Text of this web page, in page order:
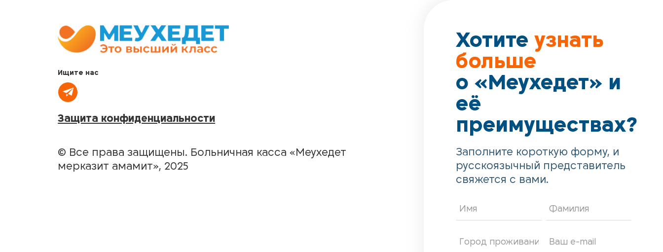
Ищите нас
Защита конфиденциальности
© Все права защищены. Больничная касса «Меухедет
мерказит амамит», 2025
Хотитеузнать
больше
о «Меухедет» и
её
преимуществах?
Заполните короткую форму, и
русскоязычный представитель
свяжется с вами.